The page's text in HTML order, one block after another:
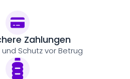
Zahlungen
und Schutz vor Betrug